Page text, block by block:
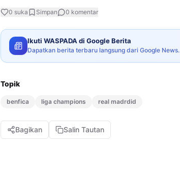
0 suka Simpan 0 komentar
Ikuti WASPADA di Google Berita
Dapatkan berita terbaru langsung dari Google News.
Topik
benfica liga champions real madrdid
Bagikan Salin Tautan